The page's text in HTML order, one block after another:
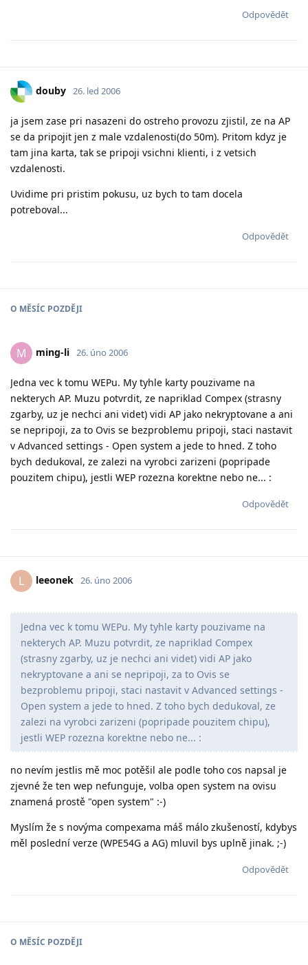
Odpovědět
douby 26. led 2006
ja jsem zase pri nasazeni do ostreho provozu zjistil, ze na AP
se da pripojit jen z male vzdalenosti(do 50m). Pritom kdyz je
tam jina karta, tak se pripoji vsichni klienti, i z vetsich
vzdalenosti.
Uvidime pri pristim pokusu, uz bych to tam docela
potreboval...
Odpovědět
O MĚSÍC POZDĚJI
M ming-li 26. úno 2006
Jedna vec k tomu WEPu. My tyhle karty pouzivame na
nekterych AP. Muzu potvrdit, ze napriklad Compex (strasny
zgarby, uz je nechci ani videt) vidi AP jako nekryptovane a ani
se nepripoji, za to Ovis se bezproblemu pripoji, staci nastavit
v Advanced settings - Open system a jede to hned. Z toho
bych dedukoval, ze zalezi na vyrobci zarizeni (popripade
pouzitem chipu), jestli WEP rozezna korektne nebo ne... :
Odpovědět
L leeonek 26. úno 2006
Jedna vec k tomu WEPu. My tyhle karty pouzivame na
nekterych AP. Muzu potvrdit, ze napriklad Compex
(strasny zgarby, uz je nechci ani videt) vidi AP jako
nekryptovane a ani se nepripoji, za to Ovis se
bezproblemu pripoji, staci nastavit v Advanced settings -
Open system a jede to hned. Z toho bych dedukoval, ze
zalezi na vyrobci zarizeni (popripade pouzitem chipu),
jestli WEP rozezna korektne nebo ne... :
no nevím jestlis mě moc potěšil ale podle toho cos napsal je
zjevné že ten wep nefunguje, volba open system na ovisu
znamená prostě "open system" :-)
Myslím že s novýma compexama máš málo zkušeností, kdybys
měl poslední verze (WPE54G a AG) mluvil bys uplně jinak. ;-)
Odpovědět
O MĚSÍC POZDĚJI